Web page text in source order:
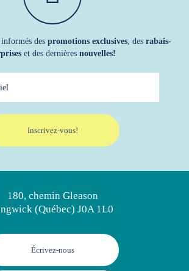
des promotions exclusives, des rabais-
et des dernières nouvelles!
180, chemin Gleason
(Québec) J0A 1L0
Écrivez-nous